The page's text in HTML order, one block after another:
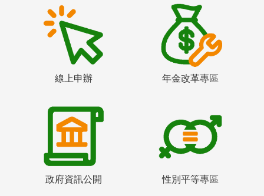
線上申辦 年金改革專區
政府資訊公開 性別平等專區